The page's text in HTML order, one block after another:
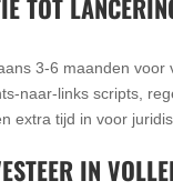
TOT
3-6 maanden voor
naar-links scripts,
extra tijd in voor
IN